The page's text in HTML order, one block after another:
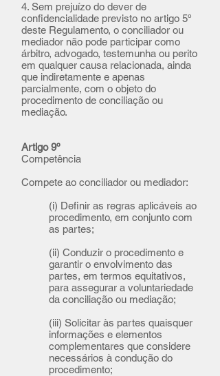
4. Sem prejuízo do dever de
confidencialidade previsto no artigo 5º
deste Regulamento, o conciliador ou
mediador não pode participar como
árbitro, advogado, testemunha ou perito
em qualquer causa relacionada, ainda
que indiretamente e apenas
parcialmente, com o objeto do
procedimento de conciliação ou
mediação.
Artigo 9º
Competência
Compete ao conciliador ou mediador:
(i) Definir as regras aplicáveis ao
procedimento, em conjunto com
as partes;
(ii) Conduzir o procedimento e
garantir o envolvimento das
partes, em termos equitativos,
para assegurar a voluntariedade
da conciliação ou mediação;
(iii) Solicitar às partes quaisquer
informações e elementos
complementares que considere
necessários à condução do
procedimento;